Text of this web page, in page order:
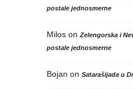
postale jednosmerne
Miloson Zelengorska i
postale jednosmerne
Bojan on Satarašijada u